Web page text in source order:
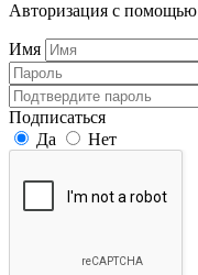
Авторизация с помощью
Имя
Подписаться
Да
Нет